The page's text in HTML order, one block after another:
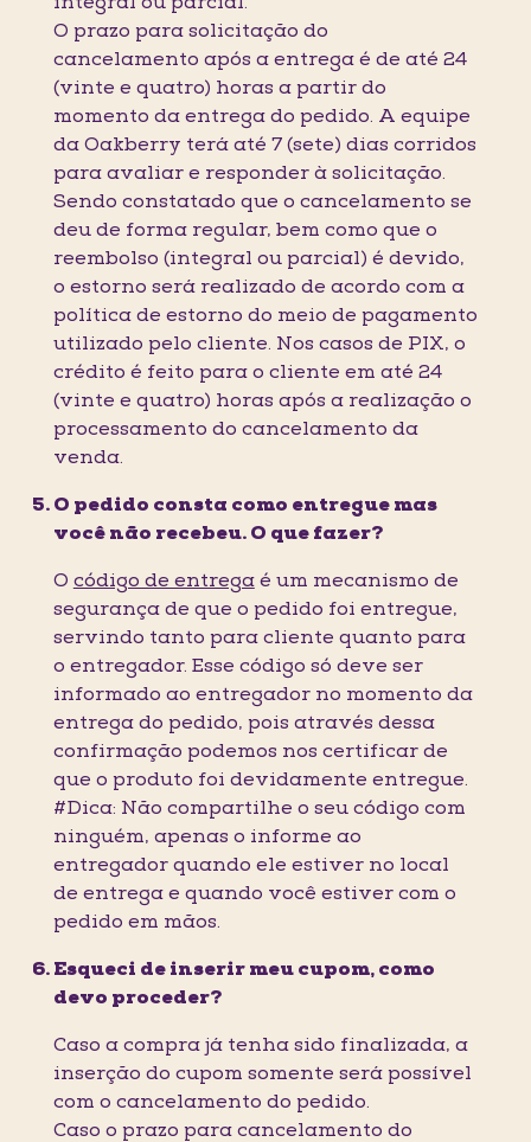
O prazo para solicitação do
cancelamento após a entrega é de até 24
(vinte e quatro) horas a partir do
momento da entrega do pedido. A equipe
da Oakberry terá até 7 (sete) dias corridos
para avaliar e responder à solicitação.
Sendo constatado que o cancelamento se
deu de forma regular, bem como que o
reembolso (integral ou parcial) é devido,
o estorno será realizado de acordo com a
política de estorno do meio de pagamento
utilizado pelo cliente. Nos casos de PIX, o
crédito é feito para o cliente em até 24
(vinte e quatro) horas após a realização o
processamento do cancelamento da
venda.
O pedido consta como entregue mas
você não recebeu. O que fazer?
O código de entregaé um mecanismo de
segurança de que o pedido foi entregue,
servindo tanto para cliente quanto para
o entregador. Esse código só deve ser
informado ao entregador no momento da
entrega do pedido, pois através dessa
confirmação podemos nos certificar de
que o produto foi devidamente entregue.
#Dica: Não compartilhe o seu código com
ninguém, apenas o informe ao
entregador quando ele estiver no local
de entrega e quando você estiver com o
pedido em mãos.
Esqueci de inserir meu cupom, como
devo proceder?
Caso a compra já tenha sido finalizada, a
inserção do cupom somente será possível
com o cancelamento do pedido.
Caso o prazo para cancelamento do